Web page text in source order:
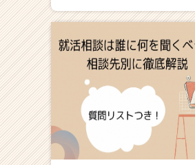
リ
（C
h
e
C
r